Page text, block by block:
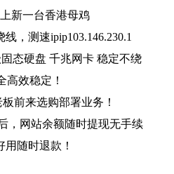
新一台香港母鸡
线，测速ipip103.146.230.1
态硬盘 千兆网卡 稳定不绕
高效稳定！
前来选购部署业务！
，网站余额随时提现无手续
用随时退款！